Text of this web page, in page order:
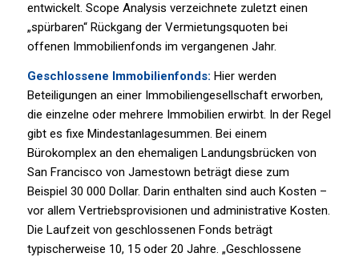
entwickelt. Scope Analysis verzeichnete zuletzt einen
„spürbaren“ Rückgang der Vermietungsquoten bei
offenen Immobilienfonds im vergangenen Jahr.
Geschlossene Immobilienfonds: Hier werden
Beteiligungen an einer Immobiliengesellschaft erworben,
die einzelne oder mehrere Immobilien erwirbt. In der Regel
gibt es fixe Mindestanlagesummen. Bei einem
Bürokomplex an den ehemaligen Landungsbrücken von
San Francisco von Jamestown beträgt diese zum
Beispiel 30 000 Dollar. Darin enthalten sind auch Kosten –
vor allem Vertriebsprovisionen und administrative Kosten.
Die Laufzeit von geschlossenen Fonds beträgt
typischerweise 10, 15 oder 20 Jahre. „Geschlossene